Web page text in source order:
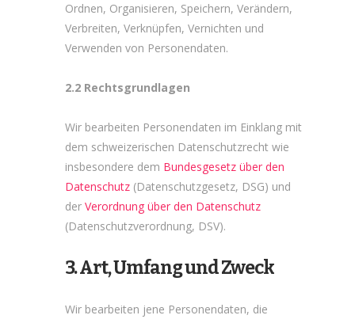
Ordnen, Organisieren, Speichern, Verändern,
Verbreiten, Verknüpfen, Vernichten und
Verwenden von Personendaten.
2.2 Rechtsgrundlagen
Wir bearbeiten Personendaten im Einklang mit
dem schweizerischen Datenschutzrecht wie
insbesondere dem Bundesgesetz über den
Datenschutz(Datenschutzgesetz, DSG) und
der Verordnung über den Datenschutz
(Datenschutzverordnung, DSV).
3. Art, Umfang und Zweck
Wir bearbeiten jene Personendaten, die